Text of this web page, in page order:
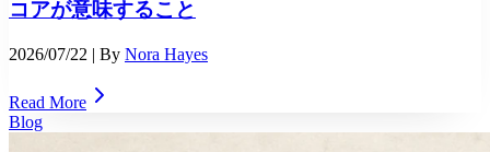
コアが意味すること
2026/07/22 | By Nora Hayes
Read More
Blog